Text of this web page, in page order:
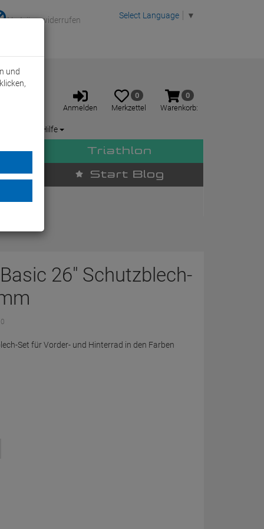
Verträge widerrufen Select Language ▼
Anmelden
Merkzettel
aufklappen
0
Merkzettel
Warenkorb
aufklappen
0
Warenkorb:
Service / Hilfe
Triathlon
Start Blog
26" Schutzblech-
Set für Vorder- und Hinterrad in den Farben
und